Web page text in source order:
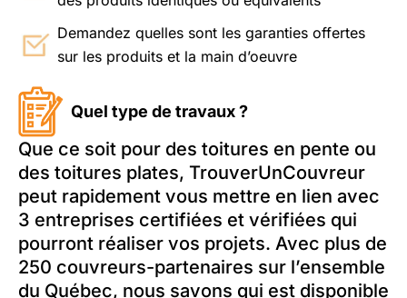
Demandez quelles sont les garanties offertes
sur les produits et la main d’oeuvre
Quel type de travaux ?
Que ce soit pour des toitures en pente ou
des toitures plates, TrouverUnCouvreur
peut rapidement vous mettre en lien avec
3 entreprises certifiées et vérifiées qui
pourront réaliser vos projets. Avec plus de
250 couvreurs-partenaires sur l’ensemble
du Québec, nous savons qui est disponible